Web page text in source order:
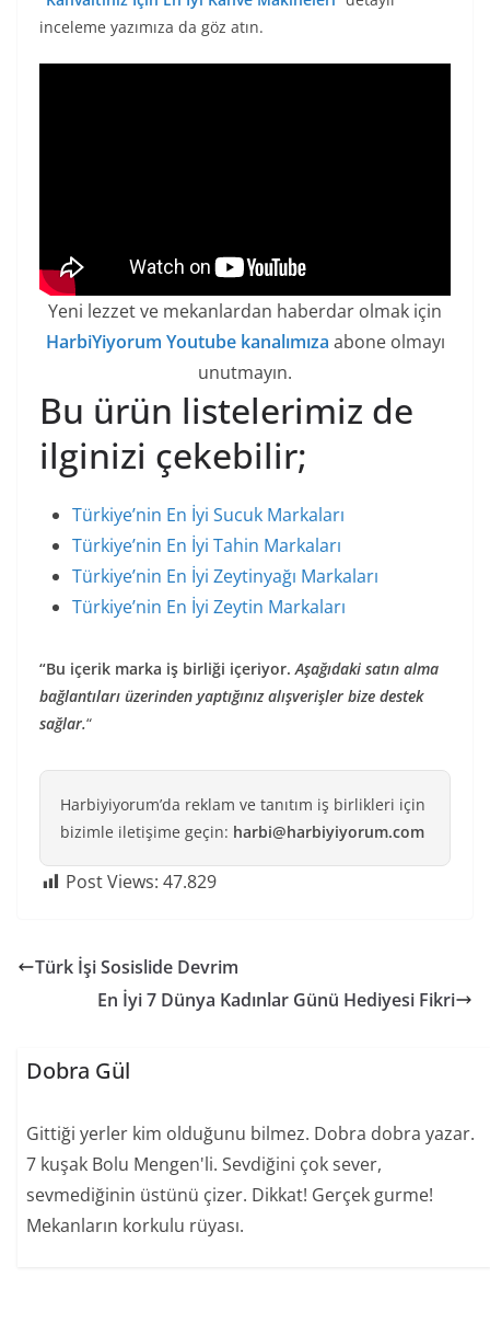
inceleme yazımıza da göz atın.
Yeni lezzet ve mekanlardan haberdar olmak için
HarbiYiyorum Youtube kanalımıza abone olmayı
unutmayın.
Bu ürün listelerimiz de
ilginizi çekebilir;
Türkiye’nin En İyi Sucuk Markaları
Türkiye’nin En İyi Tahin Markaları
Türkiye’nin En İyi Zeytinyağı Markaları
Türkiye’nin En İyi Zeytin Markaları
“Bu içerik marka iş birliği içeriyor. Aşağıdaki satın alma
bağlantıları üzerinden yaptığınız alışverişler bize destek
sağlar.“
Harbiyiyorum’da reklam ve tanıtım iş birlikleri için
bizimle iletişime geçin: harbi@harbiyiyorum.com
Post Views: 47.829
Türk İşi Sosislide Devrim
En İyi 7 Dünya Kadınlar Günü Hediyesi Fikri
Dobra Gül
Gittiği yerler kim olduğunu bilmez. Dobra dobra yazar.
7 kuşak Bolu Mengen'li. Sevdiğini çok sever,
sevmediğinin üstünü çizer. Dikkat! Gerçek gurme!
Mekanların korkulu rüyası.